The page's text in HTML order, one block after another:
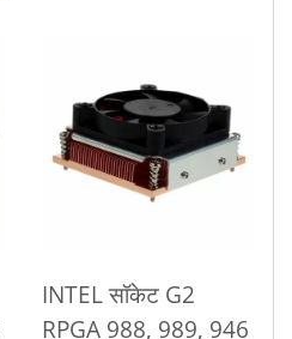
INTEL सॉकेट G2
RPGA 988, 989, 946